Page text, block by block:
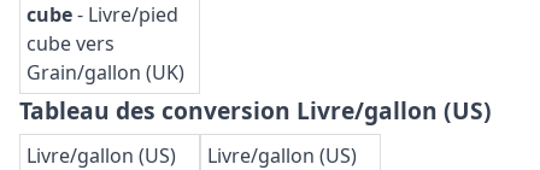
cube- Livre/pied
cube vers
Grain/gallon (UK)
Tableau des conversion Livre/gallon (US)
Livre/gallon (US)
Livre/gallon (US)